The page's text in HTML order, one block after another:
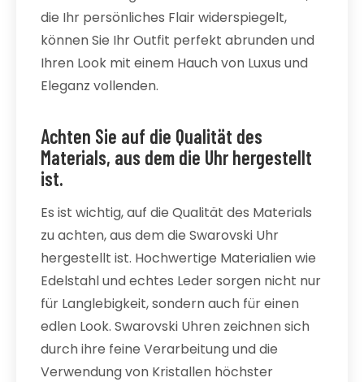
die Ihr persönliches Flair widerspiegelt,
können Sie Ihr Outfit perfekt abrunden und
Ihren Look mit einem Hauch von Luxus und
Eleganz vollenden.
Achten Sie auf die Qualität des
Materials, aus dem die Uhr hergestellt
ist.
Es ist wichtig, auf die Qualität des Materials
zu achten, aus dem die Swarovski Uhr
hergestellt ist. Hochwertige Materialien wie
Edelstahl und echtes Leder sorgen nicht nur
für Langlebigkeit, sondern auch für einen
edlen Look. Swarovski Uhren zeichnen sich
durch ihre feine Verarbeitung und die
Verwendung von Kristallen höchster